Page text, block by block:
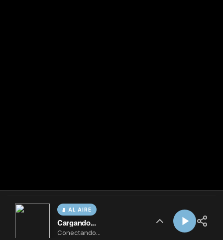
AL AIRE
Cargando...
Conectando...